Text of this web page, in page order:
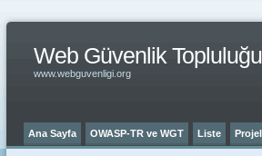
Web Güvenlik Topluluğu
www.webguvenligi.org
Ana Sayfa OWASP-TR ve WGT Liste